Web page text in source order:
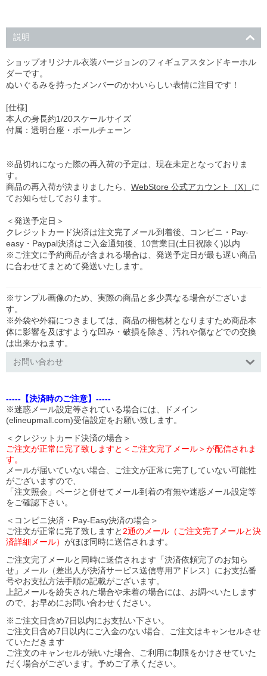
説明
ショップオリジナル衣装バージョンのフィギュアスタンドキーホル
ダーです。
ぬいぐるみを持ったメンバーのかわいらしい表情に注目です！
[仕様]
本人の身長約1/20スケールサイズ
付属：透明台座・ボールチェーン
※品切れになった際の再入荷の予定は、現在未定となっておりま
す。
商品の再入荷が決まりましたら、 WebStore 公式アカウント（X） に
てお知らせしております。
＜発送予定日＞
クレジットカード決済は注文完了メール到着後、コンビニ・Pay-
easy・Paypal決済はご入金通知後、10営業日(土日祝除く)以内
※ご注文に予約商品が含まれる場合は、発送予定日が最も遅い商品
に合わせてまとめて発送いたします。
※サンプル画像のため、実際の商品と多少異なる場合がございま
す。
※外袋や外箱につきましては、商品の梱包材となりますため商品本
体に影響を及ぼすような凹み・破損を除き、汚れや傷などでの交換
は出来かねます。
お問い合わせ
-----【決済時のご注意】-----
※迷惑メール設定等されている場合には、ドメイン
(elineupmall.com)受信設定をお願い致します。
＜クレジットカード決済の場合＞
ご注文が正常に完了致しますと＜ご注文完了メール＞が配信されま
す。
メールが届いていない場合、ご注文が正常に完了していない可能性
がございますので、
「注文照会」ページと併せてメール到着の有無や迷惑メール設定等
をご確認下さい。
＜コンビニ決済・Pay-Easy決済の場合＞
ご注文が正常に完了致しますと 2通のメール（ご注文完了メールと決
済詳細メール） がほぼ同時に送信されます。
ご注文完了メールと同時に送信されます「決済依頼完了のお知ら
せ」メール（差出人が決済サービス送信専用アドレス）にお支払番
号やお支払方法手順の記載がございます。
上記メールを紛失された場合や未着の場合には、お調べいたします
ので、お早めにお問い合わせください。
※ご注文日含め7日以内にお支払い下さい。
ご注文日含め7日以内にご入金のない場合、ご注文はキャンセルさせ
ていただきます
ご注文のキャンセルが続いた場合、ご利用に制限をかけさせていた
だく場合がございます。予めご了承ください。